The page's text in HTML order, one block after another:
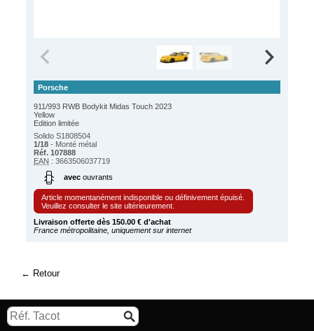
Porsche
911/993 RWB Bodykit Midas Touch 2023
Yellow
Edition limitée
Solido S1808504
1/18 - Monté métal
Réf. 107888
EAN : 3663506037719
avecouvrants
Article momentanément indisponible ou définivement épuisé.
Veuillez consulter le site ultérieurement.
Livraison offerte dès 150.00 € d'achat
France métropolitaine, uniquement sur internet
Retour